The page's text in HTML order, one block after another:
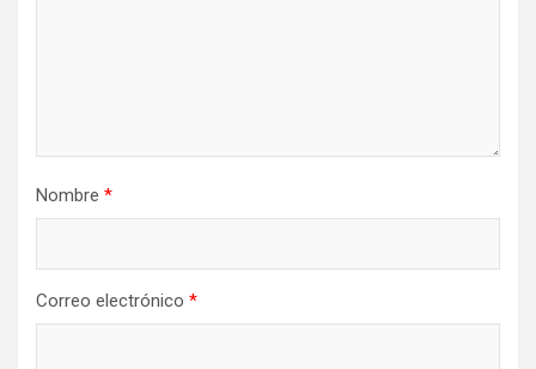
Nombre *
Correo electrónico *